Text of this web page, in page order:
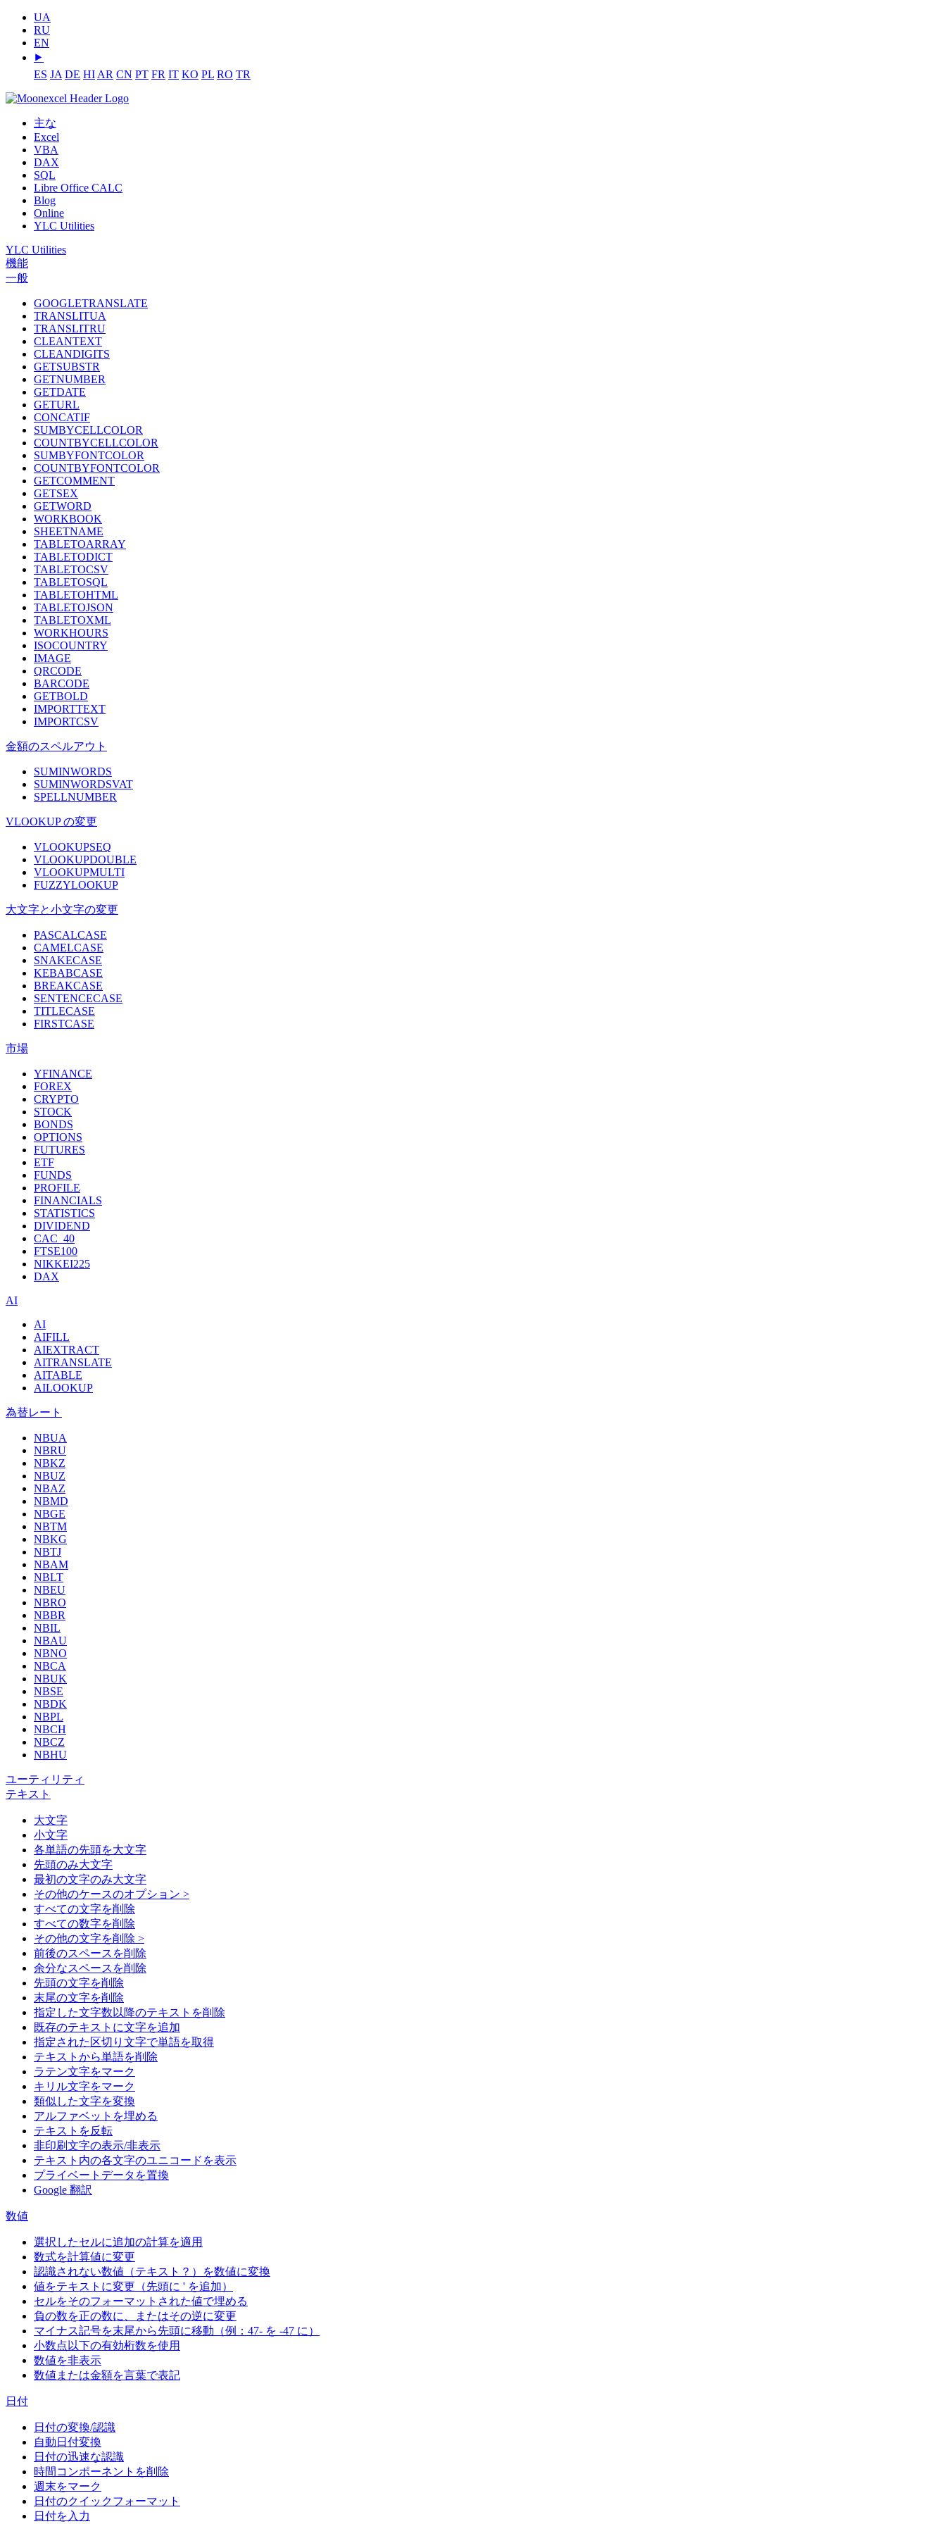
UA
RU
EN
⯈
ES JA DE HI AR CN PT FR IT KO PL RO TR
主な
Excel
VBA
DAX
SQL
Libre Office CALC
Blog
Online
YLC Utilities
YLC Utilities
機能
一般
GOOGLETRANSLATE
TRANSLITUA
TRANSLITRU
CLEANTEXT
CLEANDIGITS
GETSUBSTR
GETNUMBER
GETDATE
GETURL
CONCATIF
SUMBYCELLCOLOR
COUNTBYCELLCOLOR
SUMBYFONTCOLOR
COUNTBYFONTCOLOR
GETCOMMENT
GETSEX
GETWORD
WORKBOOK
SHEETNAME
TABLETOARRAY
TABLETODICT
TABLETOCSV
TABLETOSQL
TABLETOHTML
TABLETOJSON
TABLETOXML
WORKHOURS
ISOCOUNTRY
IMAGE
QRCODE
BARCODE
GETBOLD
IMPORTTEXT
IMPORTCSV
金額のスペルアウト
SUMINWORDS
SUMINWORDSVAT
SPELLNUMBER
VLOOKUP の変更
VLOOKUPSEQ
VLOOKUPDOUBLE
VLOOKUPMULTI
FUZZYLOOKUP
大文字と小文字の変更
PASCALCASE
CAMELCASE
SNAKECASE
KEBABCASE
BREAKCASE
SENTENCECASE
TITLECASE
FIRSTCASE
市場
YFINANCE
FOREX
CRYPTO
STOCK
BONDS
OPTIONS
FUTURES
ETF
FUNDS
PROFILE
FINANCIALS
STATISTICS
DIVIDEND
CAC_40
FTSE100
NIKKEI225
DAX
AI
AI
AIFILL
AIEXTRACT
AITRANSLATE
AITABLE
AILOOKUP
為替レート
NBUA
NBRU
NBKZ
NBUZ
NBAZ
NBMD
NBGE
NBTM
NBKG
NBTJ
NBAM
NBLT
NBEU
NBRO
NBBR
NBIL
NBAU
NBNO
NBCA
NBUK
NBSE
NBDK
NBPL
NBCH
NBCZ
NBHU
ユーティリティ
テキスト
大文字
小文字
各単語の先頭を大文字
先頭のみ大文字
最初の文字のみ大文字
その他のケースのオプション >
すべての文字を削除
すべての数字を削除
その他の文字を削除 >
前後のスペースを削除
余分なスペースを削除
先頭の文字を削除
末尾の文字を削除
指定した文字数以降のテキストを削除
既存のテキストに文字を追加
指定された区切り文字で単語を取得
テキストから単語を削除
ラテン文字をマーク
キリル文字をマーク
類似した文字を変換
アルファベットを埋める
テキストを反転
非印刷文字の表示/非表示
テキスト内の各文字のユニコードを表示
プライベートデータを置換
Google 翻訳
数値
選択したセルに追加の計算を適用
数式を計算値に変更
認識されない数値（テキスト？）を数値に変換
値をテキストに変更（先頭に ' を追加）
セルをそのフォーマットされた値で埋める
負の数を正の数に、またはその逆に変更
マイナス記号を末尾から先頭に移動（例：47- を -47 に）
小数点以下の有効桁数を使用
数値を非表示
数値または金額を言葉で表記
日付
日付の変換/認識
自動日付変換
日付の迅速な認識
時間コンポーネントを削除
週末をマーク
日付のクイックフォーマット
日付を入力